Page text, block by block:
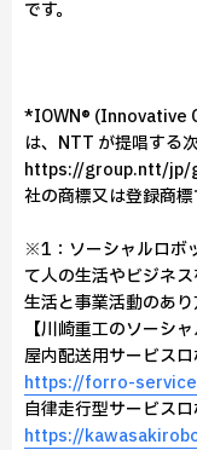
です。
*IOWN® (Innovative
は、NTT が提唱する
https://group.ntt/jp/
社の商標又は登録商標
※1：ソーシャルロボ
て人の生活やビジネ
生活と事業活動のあり
【川崎重工のソーシャ
屋内配送用サービスロ
https://forro-
自律走行型サービス
https://